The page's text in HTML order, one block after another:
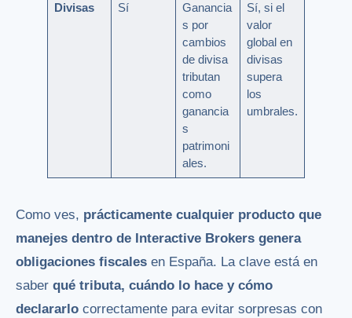
Divisas Sí
Ganancia
s por
cambios
de divisa
tributan
como
ganancia
s
patrimoni
ales.
Sí, si el
valor
global en
divisas
supera
los
umbrales.
Como ves, prácticamente cualquier producto que
manejes dentro de Interactive Brokers genera
obligaciones fiscales en España. La clave está en
saber qué tributa, cuándo lo hace y cómo
declararlo correctamente para evitar sorpresas con